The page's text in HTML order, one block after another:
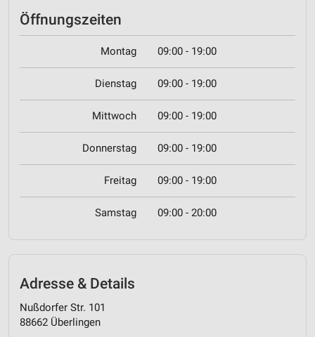
Öffnungszeiten
Montag 09:00 - 19:00
Dienstag 09:00 - 19:00
Mittwoch 09:00 - 19:00
Donnerstag 09:00 - 19:00
Freitag 09:00 - 19:00
Samstag 09:00 - 20:00
Adresse & Details
Nußdorfer Str. 101
88662 Überlingen